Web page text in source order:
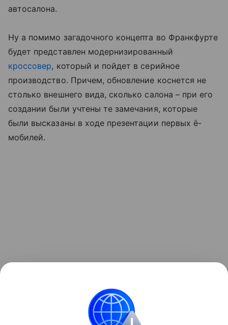
автосалона.
Ну а помимо загадочного концепта во Франкфурте
будет представлен модернизированный
кроссовер, который и пойдет в серийное
производство. Причем, обновление коснется не
столько внешнего вида, сколько салона – при его
создании были учтены те замечания, которые
были высказаны в ходе презентации первых ё-
мобилей.